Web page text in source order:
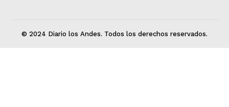
© 2024 Diario los Andes. Todos los derechos reservados.